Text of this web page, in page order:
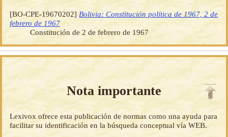
[BO-CPE-19670202] Bolivia: Constitución política de 1967, 2 de
febrero de 1967
Constitución de 2 de febrero de 1967
Nota importante
Lexivox ofrece esta publicación de normas como una ayuda para
facilitar su identificación en la búsqueda conceptual vía WEB.